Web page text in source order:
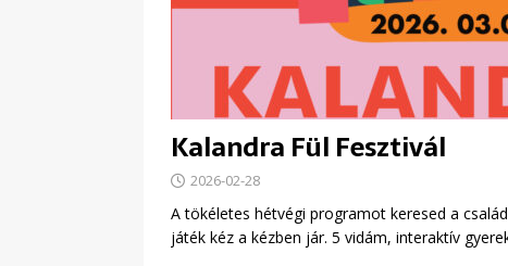
Kalandra Fül Fesztivál
2026-02-28
A tökéletes hétvégi programot keresed a
játék kéz a kézben jár. 5 vidám, interaktív